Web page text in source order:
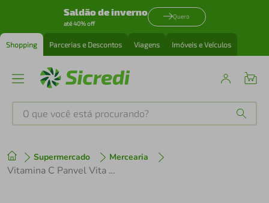
Saldão de inverno
até 40% off
Quero
Shopping Parcerias e Descontos Viagens Imóveis e Veículos
O que você está procurando?
Supermercado Mercearia
Vitamina C Panvel Vita 200mlg/ml 20ml
1º tenis